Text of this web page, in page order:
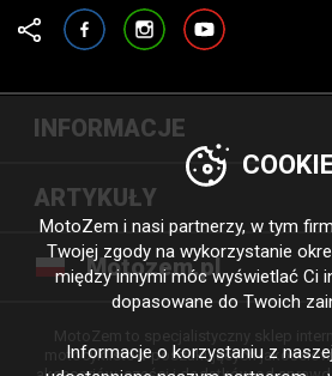
FacebookInstagramYouTube
INFORMACJE
ARTYKUŁY
Motozem.pl
motocyklistów poszukujących
MotoZem i nasi partnerzy, w tym
Twojej zgody na wykorzystanie
między innymi móc wyświetlać Ci
dopasowane do Twoich
Informacje o korzystaniu z